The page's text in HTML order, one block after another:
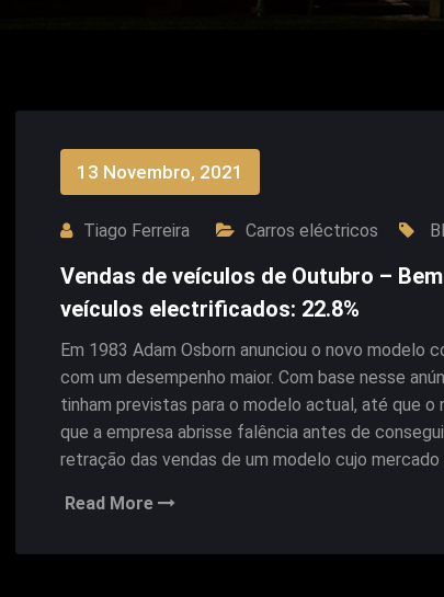
13 Novembro, 2021
Tiago Ferreira Carros eléctricos
Vendas de veículos de Outubro –
veículos electrificados: 22.8%
Em 1983 Adam Osborn anunciou o novo modelo
com um desempenho maior. Com base nesse
tinham previstas para o modelo actual, até que
que a empresa abrisse falência antes de
retração das vendas de um modelo cujo
Read More